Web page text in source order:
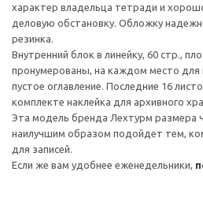
характер владельца тетради и
деловую обстановку. Обложку
резинка.
Внутренний блок в линейку, 60 стр.,
пронумерованы, на каждом место для
пустое оглавление. Последние 16
комплекте наклейка для архивного
Эта модель бренда Лехтурм размера
наилучшим образом подойдет тем,
для записей.
Если же вам удобнее еженедельники,